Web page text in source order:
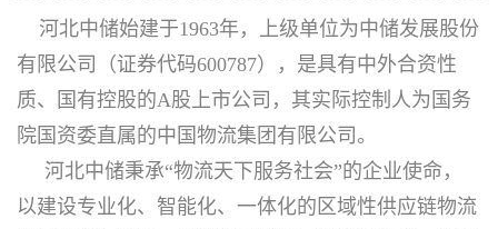
河北中储始建于1963年，上级单位为中储发展股份
有限公司（证券代码600787），是具有中外合资性
质、国有控股的A股上市公司，其实际控制人为国务
院国资委直属的中国物流集团有限公司。
河北中储秉承“物流天下服务社会”的企业使命，
以建设专业化、智能化、一体化的区域性供应链物流